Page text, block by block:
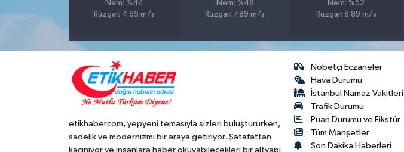
Nem: %44
Rüzgar: 4.69 m/s
Nem: %48
Rüzgar: 7.89 m/s
Nem: %52
Rüzgar: 8.89 m/s
etikhabercom, yepyeni temasıyla sizleri buluştururken,
sadelik ve modernizmi bir araya getiriyor. Şatafattan
kaçınıyor ve insanlara haber okuyabilecekleri bir altyapı
Nöbetçi Eczaneler
Hava Durumu
İstanbul Namaz Vakitleri
Trafik Durumu
Puan Durumu ve Fikstür
Tüm Manşetler
Son Dakika Haberleri